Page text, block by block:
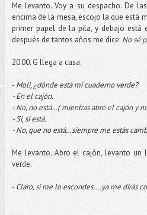
Me levanto. Voy a su despacho. De
encima de la mesa, escojo la que está
primer papel de la pila, y debajo está
después de tantos años me dice: No sé
20:00. G llega a casa.
- Moli, ¿dónde está mi cuaderno verde?
- En el cajón.
- No, no está…( mientras abre el cajón y
- Si, si está.
- No, que no está…siempre me estás
Me levanto. Abro el cajón, levanto un
verde.
- Claro, si me lo escondes….ya me dirás